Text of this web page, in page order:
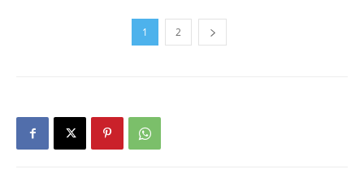
1 2